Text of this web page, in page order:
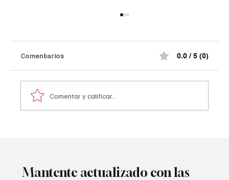
Comediante señalado de acoso
Comentarios 0.0 / 5 (0)
Comentar y calificar...
Mantente actualizado con las